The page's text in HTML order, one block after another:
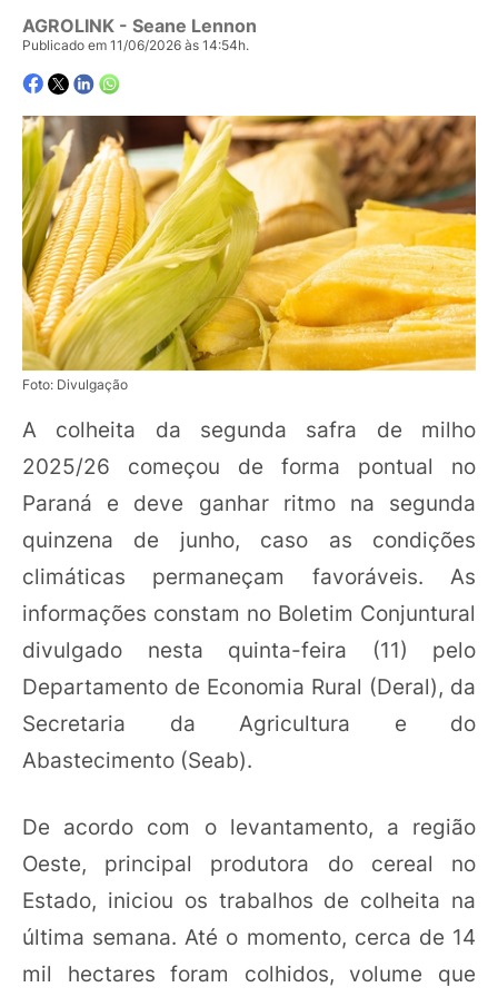
AGROLINK - Seane Lennon
Publicado em 11/06/2026 às 14:54h.
Foto: Divulgação
A colheita da segunda safra de milho
2025/26 começou de forma pontual no
Paraná e deve ganhar ritmo na segunda
quinzena de junho, caso as condições
climáticas permaneçam favoráveis. As
informações constam no Boletim Conjuntural
divulgado nesta quinta-feira (11) pelo
Departamento de Economia Rural (Deral), da
Secretaria da Agricultura e do
Abastecimento (Seab).
De acordo com o levantamento, a região
Oeste, principal produtora do cereal no
Estado, iniciou os trabalhos de colheita na
última semana. Até o momento, cerca de 14
mil hectares foram colhidos, volume que